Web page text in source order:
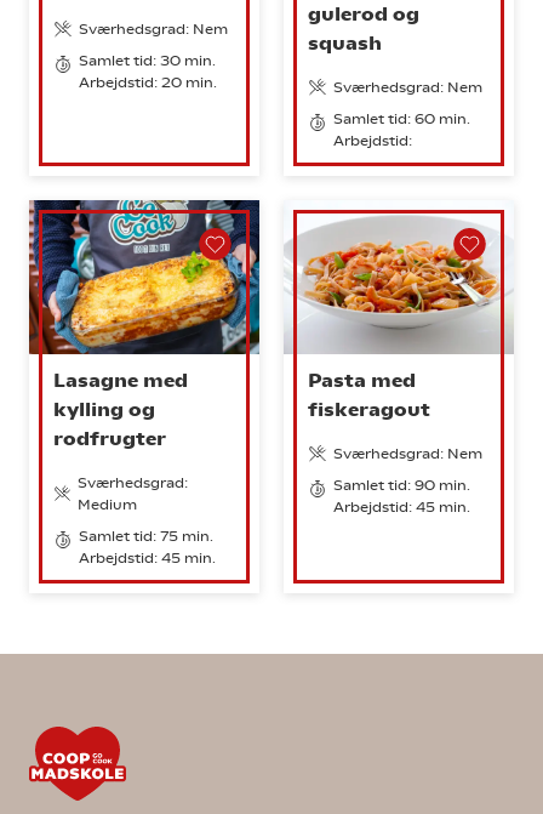
Sværhedsgrad: Nem
Samlet tid: 30 min.
Arbejdstid: 20 min.
gulerod og
squash
Sværhedsgrad: Nem
Samlet tid: 60 min.
Arbejdstid:
Lasagne med
kylling og
rodfrugter
Sværhedsgrad:
Medium
Samlet tid: 75 min.
Arbejdstid: 45 min.
Pasta med
fiskeragout
Sværhedsgrad: Nem
Samlet tid: 90 min.
Arbejdstid: 45 min.